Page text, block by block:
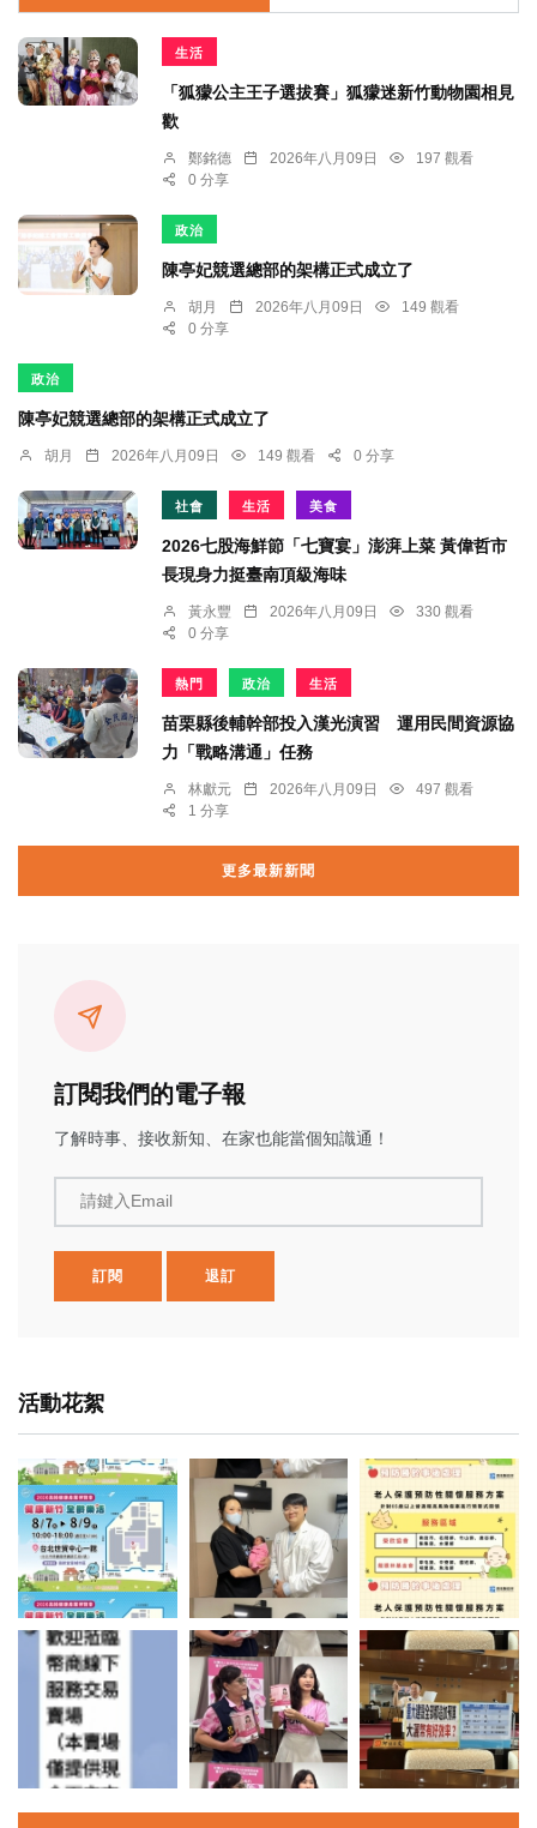
生活
「狐獴公主王子選拔賽」狐獴迷新竹動物園相見
歡
鄭銘德 2026年八月09日
197 觀看
0 分享
政治
陳亭妃競選總部的架構正式成立了
胡月 2026年八月09日
149 觀看
0 分享
政治
陳亭妃競選總部的架構正式成立了
胡月 2026年八月09日 149 觀看 0 分享
社會 生活 美食
2026七股海鮮節「七寶宴」澎湃上菜 黃偉哲市
長現身力挺臺南頂級海味
黃永豐 2026年八月09日
330 觀看
0 分享
熱門 政治 生活
苗栗縣後輔幹部投入漢光演習 運用民間資源協
力「戰略溝通」任務
林獻元 2026年八月09日
497 觀看
1 分享
更多最新新聞
訂閱我們的電子報
了解時事、接收新知、在家也能當個知識通！
請鍵入Email
訂閱 退訂
活動花絮